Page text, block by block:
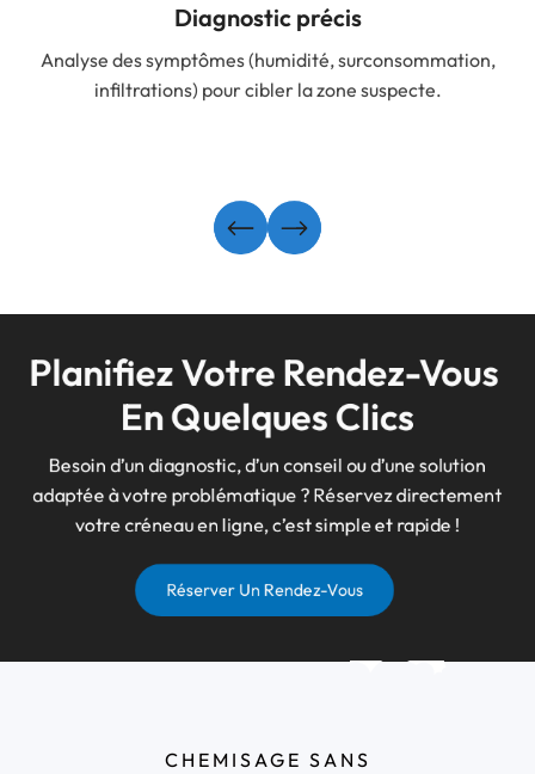
Diagnostic précis
Analyse des symptômes (humidité, surconsommation,
infiltrations) pour cibler la zone suspecte.
Planifiez Votre Rendez-Vous
En Quelques Clics
Besoin d’un diagnostic, d’un conseil ou d’une solution
adaptée à votre problématique ? Réservez directement
votre créneau en ligne, c’est simple et rapide !
Réserver Un Rendez-Vous
CHEMISAGE SANS